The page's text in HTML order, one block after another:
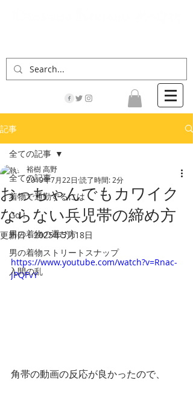
記事
全ての記事
着物で通勤するには
Go！
男の着物の選び方
男の着物ストリートスナップ
入間の乱
全ての記事
おっちゃんでもカワイク
ならない兵児帯の締め方
裕樹 高野
2019年7月22日 読了時間: 2分
更新日：2025年5月18日
https://www.youtube.com/watch?v=Rnac-
JPQFvY
角帯の動画の反応が良かったので、